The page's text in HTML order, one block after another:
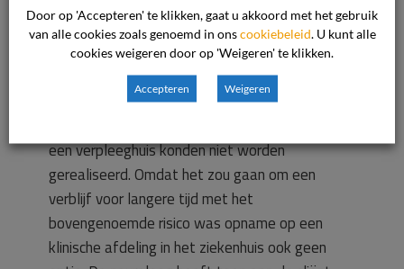
moet er dan ook sprake zijn van een stabiele
thuissituatie met voldoende zorg. Toen bleek
dat bij de client daar geen sprake van was is er
gezocht naar andere mogelijkheden.
een verpleeghuis konden niet worden
gerealiseerd. Omdat het zou gaan om een
verblijf voor langere tijd met het
bovengenoemde risico was opname op een
klinische afdeling in het ziekenhuis ook geen
Door op 'Accepteren' te klikken, gaat u akkoord met het gebruik
van alle cookies zoals genoemd in onscookiebeleid . U kunt alle
cookies weigeren door op 'Weigeren' te klikken.
Accepteren Weigeren